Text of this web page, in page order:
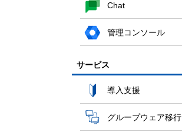
Chat
管理コンソール
サービス
導入支援
グループウェア移行